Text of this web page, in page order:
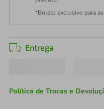
*Boleto exclusivo para
Entrega
Política de Trocas e